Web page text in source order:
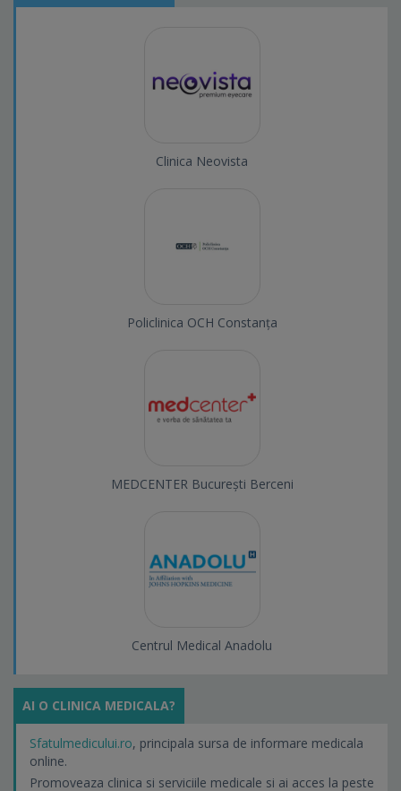
Clinica Neovista
Policlinica OCH Constanța
MEDCENTER București Berceni
Centrul Medical Anadolu
AI O CLINICA MEDICALA?
Sfatulmedicului.ro, principala sursa de informare medicala
online.
Promoveaza clinica si serviciile medicale si ai acces la peste